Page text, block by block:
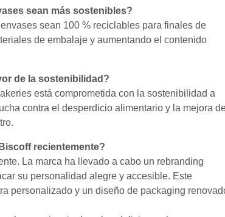
sean más sostenibles?
sean 100 % reciclables para finales de
de embalaje y aumentando el contenido
de la sostenibilidad?
está comprometida con la sostenibilidad a
contra el desperdicio alimentario y la mejora
recientemente?
La marca ha llevado a cabo un rebranding
su personalidad alegre y accesible. Este
personalizado y un diseño de packaging